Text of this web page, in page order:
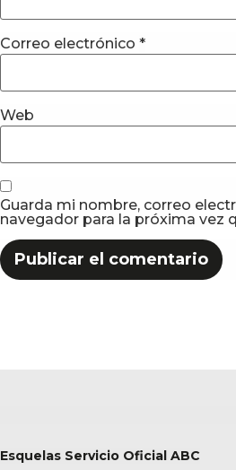
Correo electrónico *
Web
Guarda mi nombre, correo
navegador para la próxima vez
Esquelas Servicio Oficial ABC